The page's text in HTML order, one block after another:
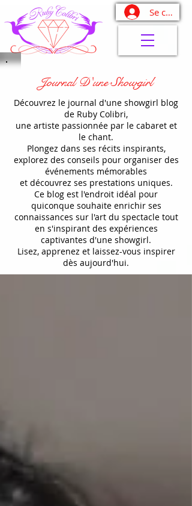
Se
Journal D'une Showgirl
Découvrez le journal d'une showgirl blog
de Ruby Colibri,
une artiste passionnée par le cabaret et
le chant.
Plongez dans ses récits inspirants,
explorez des conseils pour organiser des
événements mémorables
et découvrez ses prestations uniques.
Ce blog est l'endroit idéal pour
quiconque souhaite enrichir ses
connaissances sur l'art du spectacle tout
en s'inspirant des expériences
captivantes d'une showgirl.
Lisez, apprenez et laissez-vous inspirer
dès aujourd'hui.